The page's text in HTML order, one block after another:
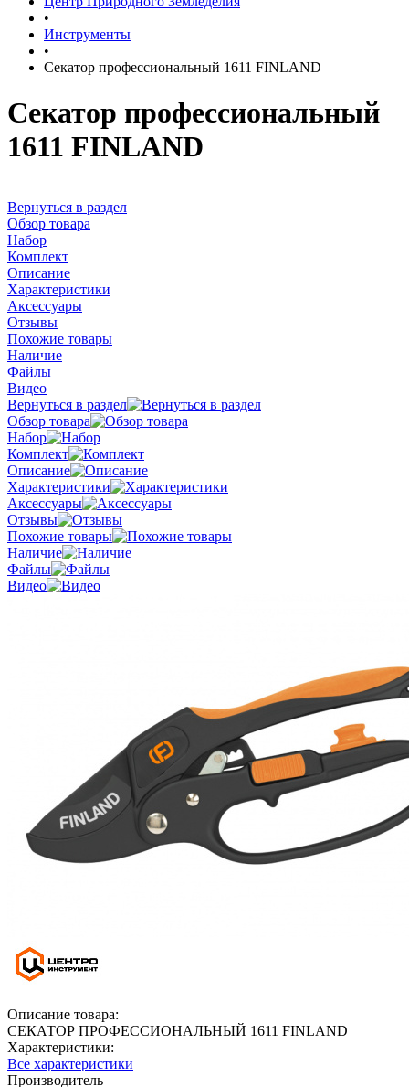
•
Инструменты
•
Секатор профессиональный 1611 FINLAND
Секатор профессиональный
1611 FINLAND
Вернуться в раздел
Обзор товара
Набор
Комплект
Описание
Характеристики
Аксессуары
Отзывы
Похожие товары
Наличие
Файлы
Видео
Вернуться в раздел
Обзор товара
Набор
Комплект
Описание
Характеристики
Аксессуары
Отзывы
Похожие товары
Наличие
Файлы
Видео
Описание товара:
СЕКАТОР ПРОФЕССИОНАЛЬНЫЙ 1611 FINLAND
Характеристики:
Все характеристики
Производитель